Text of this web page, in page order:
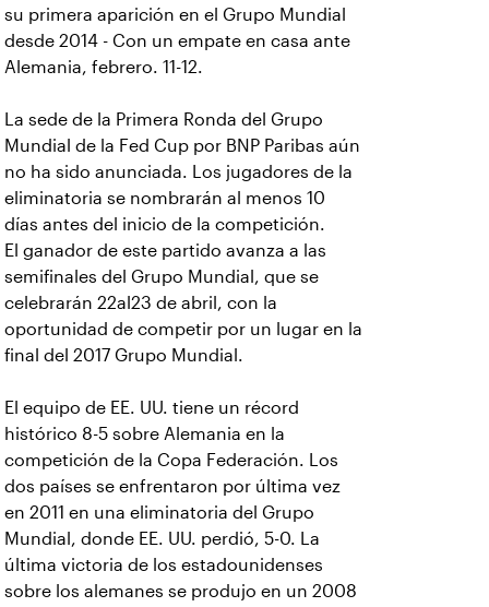
su primera aparición en el Grupo Mundial
desde 2014 - Con un empate en casa ante
Alemania, febrero. 11-12.
La sede de la Primera Ronda del Grupo
Mundial de la Fed Cup por BNP Paribas aún
no ha sido anunciada. Los jugadores de la
eliminatoria se nombrarán al menos 10
días antes del inicio de la competición.
El ganador de este partido avanza a las
semifinales del Grupo Mundial, que se
celebrarán 22al23 de abril, con la
oportunidad de competir por un lugar en la
final del 2017 Grupo Mundial.
El equipo de EE. UU. tiene un récord
histórico 8-5 sobre Alemania en la
competición de la Copa Federación. Los
dos países se enfrentaron por última vez
en 2011 en una eliminatoria del Grupo
Mundial, donde EE. UU. perdió, 5-0. La
última victoria de los estadounidenses
sobre los alemanes se produjo en un 2008